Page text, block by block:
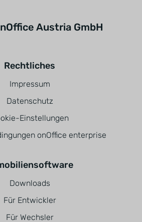
Austria GmbH
Rechtliches
Impressum
Datenschutz
Einstellungen
onOffice enterprise
Downloads
Für Entwickler
Für Wechsler